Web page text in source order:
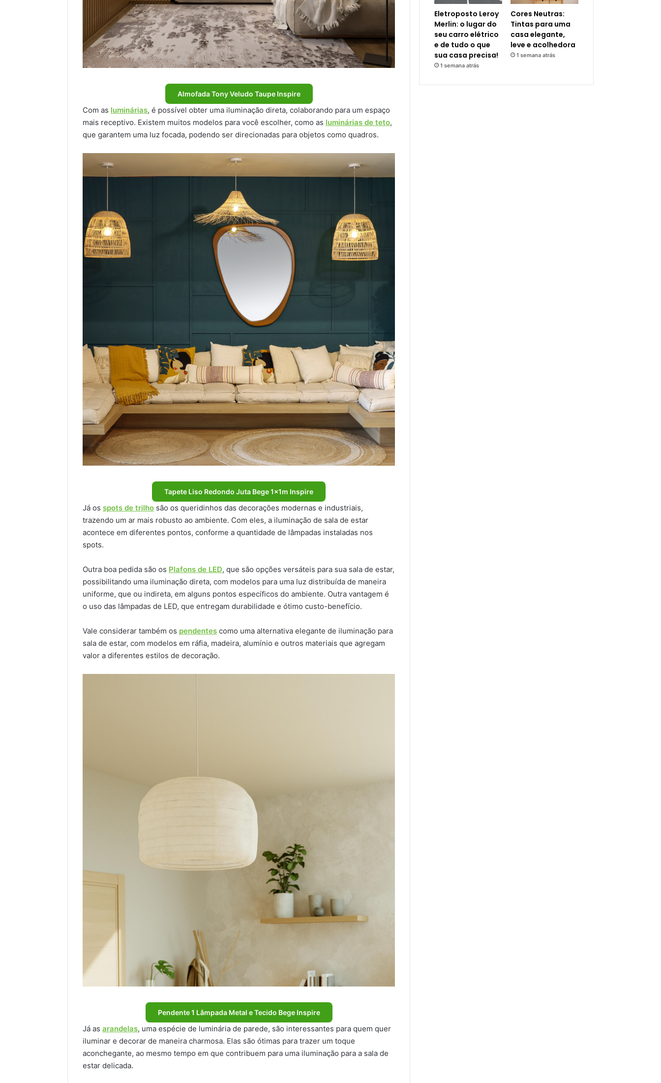
Almofada Tony Veludo Taupe Inspire
Com as luminárias, é possível obter uma iluminação direta, colaborando para um espaço
mais receptivo. Existem muitos modelos para você escolher, como as luminárias de teto,
que garantem uma luz focada, podendo ser direcionadas para objetos como quadros.
Tapete Liso Redondo Juta Bege 1x1m Inspire
Já os spots de trilho são os queridinhos das decorações modernas e industriais,
trazendo um ar mais robusto ao ambiente. Com eles, a iluminação de sala de estar
acontece em diferentes pontos, conforme a quantidade de lâmpadas instaladas nos
spots.
Outra boa pedida são os Plafons de LED, que são opções versáteis para sua sala de estar,
possibilitando uma iluminação direta, com modelos para uma luz distribuída de maneira
uniforme, que ou indireta, em alguns pontos específicos do ambiente. Outra vantagem é
o uso das lâmpadas de LED, que entregam durabilidade e ótimo custo-benefício.
Vale considerar também os pendentes como uma alternativa elegante de iluminação para
sala de estar, com modelos em ráfia, madeira, alumínio e outros materiais que agregam
valor a diferentes estilos de decoração.
Pendente 1 Lâmpada Metal e Tecido Bege Inspire
Já as arandelas, uma espécie de luminária de parede, são interessantes para quem quer
iluminar e decorar de maneira charmosa. Elas são ótimas para trazer um toque
aconchegante, ao mesmo tempo em que contribuem para uma iluminação para a sala de
estar delicada.
Eletroposto Leroy
Merlin: o lugar do
seu carro elétrico
e de tudo o que
sua casa precisa!
1 semana atrás
Cores Neutras:
Tintas para uma
casa elegante,
leve e acolhedora
1 semana atrás